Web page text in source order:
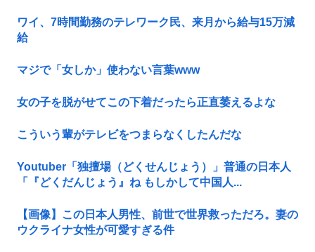
ワイ、7時間勤務のテレワーク民、来月から給与15万減
給
マジで「女しか」使わない言葉www
女の子を脱がせてこの下着だったら正直萎えるよな
こういう輩がテレビをつまらなくしたんだな
Youtuber「独擅場（どくせんじょう）」普通の日本人
「『どくだんじょう』ね もしかして中国人...
【画像】この日本人男性、前世で世界救っただろ。妻の
ウクライナ女性が可愛すぎる件